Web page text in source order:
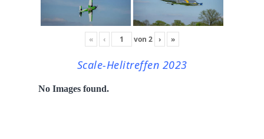
« ‹ von 2 › »
Scale-Helitreffen 2023
No Images found.